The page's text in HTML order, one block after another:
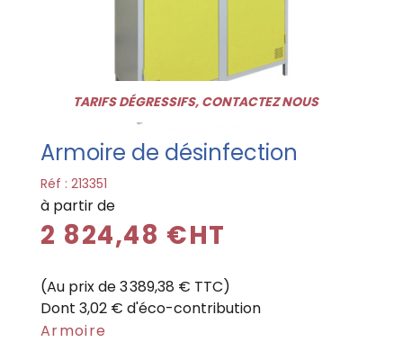
TARIFS DÉGRESSIFS, CONTACTEZ NOUS
Armoire de désinfection
Réf : 213351
à partir de
2 824,48 €HT
(Au prix de 3 389,38 € TTC)
Dont 3,02 € d'éco-contribution
Armoire